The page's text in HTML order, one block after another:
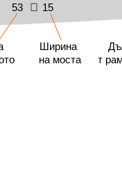
53 15
Ширина
на моста
от